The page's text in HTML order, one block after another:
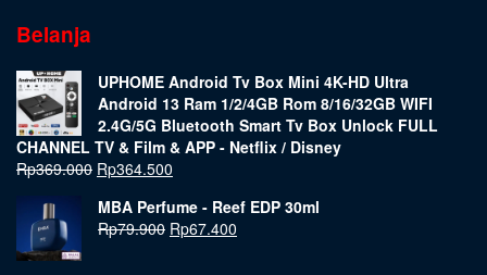
Belanja
UPHOME Android Tv Box Mini 4K-HD Ultra
Android 13 Ram 1/2/4GB Rom 8/16/32GB WIFI
2.4G/5G Bluetooth Smart Tv Box Unlock FULL
CHANNEL TV & Film & APP - Netflix / Disney
Rp369.000 Rp364.500
MBA Perfume - Reef EDP 30ml
Rp79.900 Rp67.400